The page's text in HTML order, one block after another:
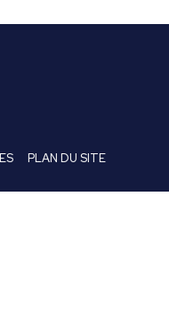
PLAN DU SITE